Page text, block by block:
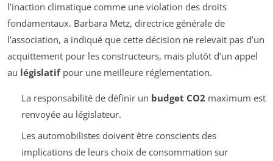
l’inaction climatique comme une violation des droits
fondamentaux. Barbara Metz, directrice générale de
l’association, a indiqué que cette décision ne relevait pas d’un
acquittement pour les constructeurs, mais plutôt d’un appel
au législatifpour une meilleure réglementation.
La responsabilité de définir un budget CO2 maximum est
renvoyée au législateur.
Les automobilistes doivent être conscients des
implications de leurs choix de consommation sur